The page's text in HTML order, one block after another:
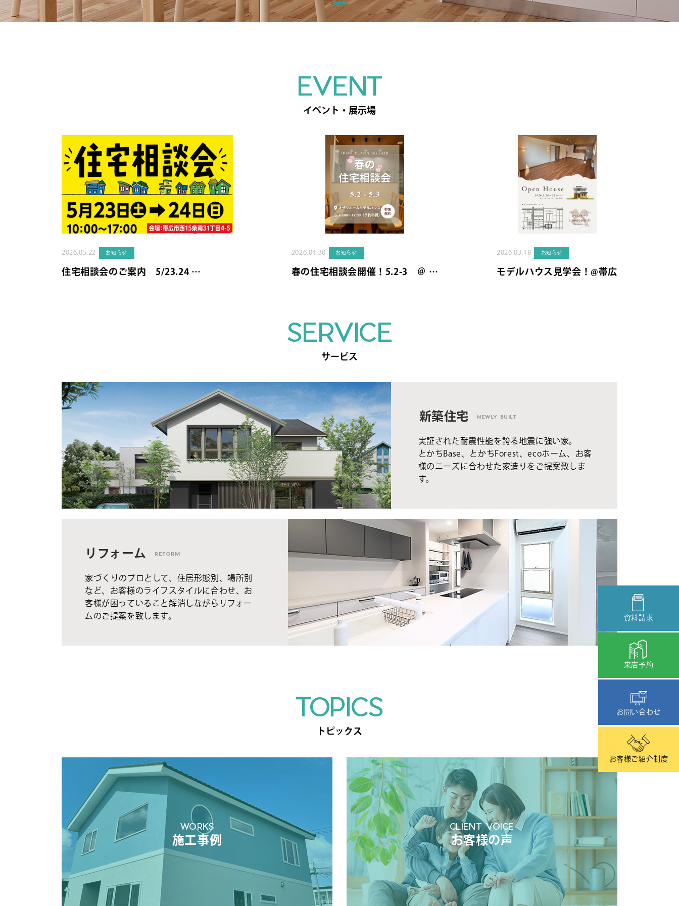
資料請求
来店予約
お問い合わせ
お客様ご紹介制度
EVENT
イベント・展示場
2026.05.22 お知らせ
住宅相談会のご案内 5/23.24 …
2026.04.30 お知らせ
春の住宅相談会開催！5.2-3 ＠ …
2026.03.18 お知らせ
モデルハウス見学会！@帯広
SERVICE
サービス
新築住宅 NEWLY BUILT
実証された耐震性能を誇る地震に強い家。
とかちBase、とかちForest、ecoホーム、お客
様のニーズに合わせた家造りをご提案致しま
す。
リフォーム REFORM
家づくりのプロとして、住居形態別、場所別
など、お客様のライフスタイルに合わせ、お
客様が困っていること解消しながらリフォー
ムのご提案を致します。
TOPICS
トピックス
WORKS
施工事例
CLIENT VOICE
お客様の声